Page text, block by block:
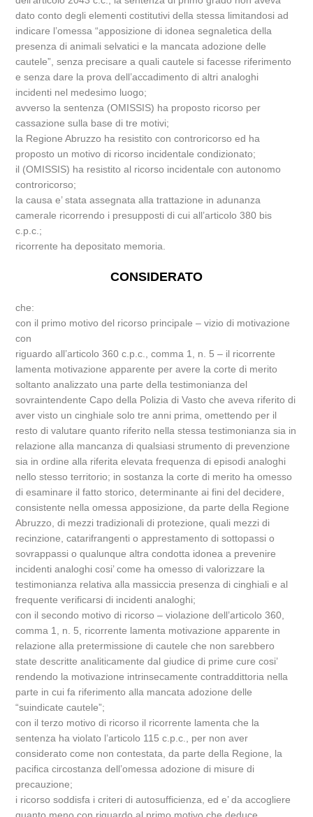
dato conto degli elementi costitutivi della stessa limitandosi ad
indicare l’omessa “apposizione di idonea segnaletica della
presenza di animali selvatici e la mancata adozione delle
cautele”, senza precisare a quali cautele si facesse riferimento
e senza dare la prova dell’accadimento di altri analoghi
incidenti nel medesimo luogo;
avverso la sentenza (OMISSIS) ha proposto ricorso per
cassazione sulla base di tre motivi;
la Regione Abruzzo ha resistito con controricorso ed ha
proposto un motivo di ricorso incidentale condizionato;
il (OMISSIS) ha resistito al ricorso incidentale con autonomo
controricorso;
la causa e’ stata assegnata alla trattazione in adunanza
camerale ricorrendo i presupposti di cui all’articolo 380 bis
c.p.c.;
ricorrente ha depositato memoria.
CONSIDERATO
che:
con il primo motivo del ricorso principale – vizio di motivazione
con
riguardo all’articolo 360 c.p.c., comma 1, n. 5 – il ricorrente
lamenta motivazione apparente per avere la corte di merito
soltanto analizzato una parte della testimonianza del
sovraintendente Capo della Polizia di Vasto che aveva riferito di
aver visto un cinghiale solo tre anni prima, omettendo per il
resto di valutare quanto riferito nella stessa testimonianza sia in
relazione alla mancanza di qualsiasi strumento di prevenzione
sia in ordine alla riferita elevata frequenza di episodi analoghi
nello stesso territorio; in sostanza la corte di merito ha omesso
di esaminare il fatto storico, determinante ai fini del decidere,
consistente nella omessa apposizione, da parte della Regione
Abruzzo, di mezzi tradizionali di protezione, quali mezzi di
recinzione, catarifrangenti o apprestamento di sottopassi o
sovrappassi o qualunque altra condotta idonea a prevenire
incidenti analoghi cosi’ come ha omesso di valorizzare la
testimonianza relativa alla massiccia presenza di cinghiali e al
frequente verificarsi di incidenti analoghi;
con il secondo motivo di ricorso – violazione dell’articolo 360,
comma 1, n. 5, ricorrente lamenta motivazione apparente in
relazione alla pretermissione di cautele che non sarebbero
state descritte analiticamente dal giudice di prime cure cosi’
rendendo la motivazione intrinsecamente contraddittoria nella
parte in cui fa riferimento alla mancata adozione delle
“suindicate cautele”;
con il terzo motivo di ricorso il ricorrente lamenta che la
sentenza ha violato l’articolo 115 c.p.c., per non aver
considerato come non contestata, da parte della Regione, la
pacifica circostanza dell’omessa adozione di misure di
precauzione;
i ricorso soddisfa i criteri di autosufficienza, ed e’ da accogliere